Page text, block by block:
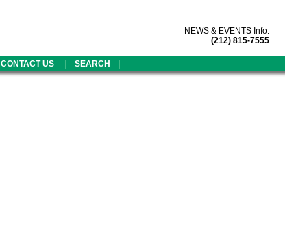
NEWS & EVENTS Info:
(212) 815-7555
CONTACT US | SEARCH |